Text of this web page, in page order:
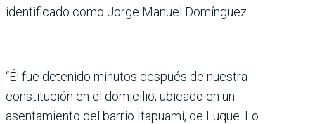
identificado como Jorge Manuel Domínguez.
“Él fue detenido minutos después de nuestra
constitución en el domicilio, ubicado en un
asentamiento del barrio Itapuamí, de Luque. Lo